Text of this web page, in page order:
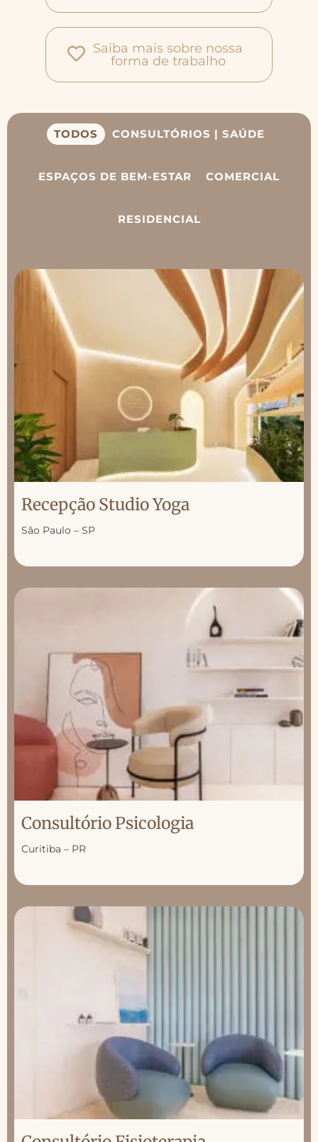
Saiba mais sobre nossa
forma de trabalho
TODOS CONSULTÓRIOS | SAÚDE
ESPAÇOS DE BEM-ESTAR COMERCIAL
RESIDENCIAL
Recepção Studio Yoga
São Paulo – SP
Consultório Psicologia
Curitiba – PR